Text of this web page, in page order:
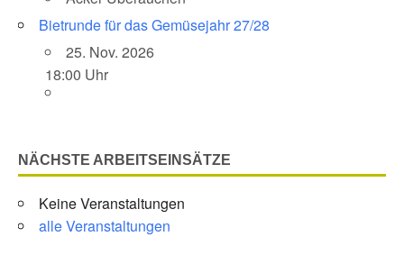
Bietrunde für das Gemüsejahr 27/28
25. Nov. 2026
18:00 Uhr
NÄCHSTE ARBEITSEINSÄTZE
Keine Veranstaltungen
alle Veranstaltungen